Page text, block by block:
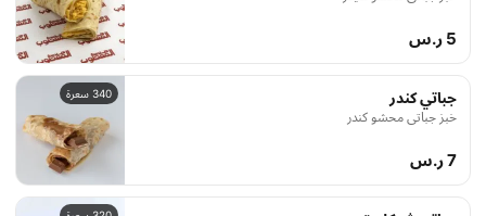
5 ر.س
340 سعرة جباتي كندر
خبز جباتي محشو كندر
7 ر.س